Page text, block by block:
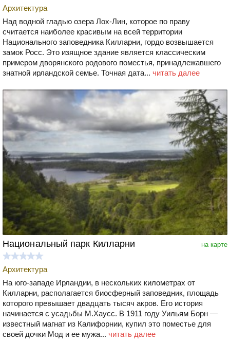
Архитектура
Над водной гладью озера Лох-Лин, которое по праву
считается наиболее красивым на всей территории
Национального заповедника Килларни, гордо возвышается
замок Росс. Это изящное здание является классическим
примером дворянского родового поместья, принадлежавшего
знатной ирландской семье. Точная дата... читать далее
на карте
Национальный парк Килларни
Архитектура
На юго-западе Ирландии, в нескольких километрах от
Килларни, располагается биосферный заповедник, площадь
которого превышает двадцать тысяч акров. Его история
начинается с усадьбы М.Хаусс. В 1911 году Уильям Борн —
известный магнат из Калифорнии, купил это поместье для
своей дочки Мод и ее мужа... читать далее